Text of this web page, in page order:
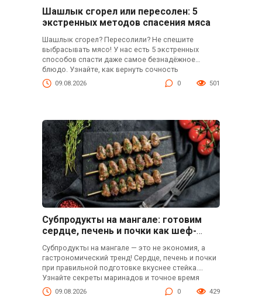
Шашлык сгорел или пересолен: 5
экстренных методов спасения мяса
Шашлык сгорел? Пересолили? Не спешите
выбрасывать мясо! У нас есть 5 экстренных
способов спасти даже самое безнадёжное
блюдо. Узнайте, как вернуть сочность
пересушенному мясу, убрать лишнюю соль и
превратить горелый шашлык в съедобный
09.08.2026 0 501
Субпродукты на мангале: готовим
сердце, печень и почки как шеф-
Субпродукты на мангале — это не экономия, а
гастрономический тренд! Сердце, печень и почки
при правильной подготовке вкуснее стейка.
Узнайте секреты маринадов и точное время
жарки, чтобы субпродукты не стали резиновыми.
09.08.2026 0 429